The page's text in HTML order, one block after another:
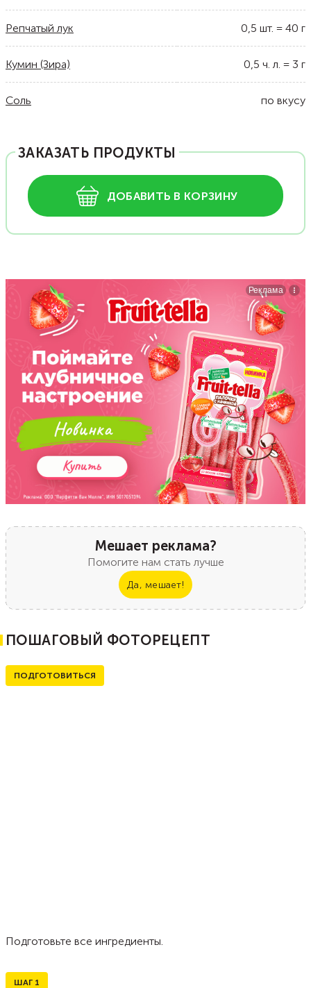
Репчатый лук 0,5 шт. = 40 г
Кумин (Зира) 0,5 ч. л. = 3 г
Соль по вкусу
ЗАКАЗАТЬ ПРОДУКТЫ
ДОБАВИТЬ В КОРЗИНУ
Мешает реклама?
Помогите нам стать лучше
Да, мешает!
ПОШАГОВЫЙ ФОТОРЕЦЕПТ
ПОДГОТОВИТЬСЯ
Подготовьте все ингредиенты.
ШАГ 1